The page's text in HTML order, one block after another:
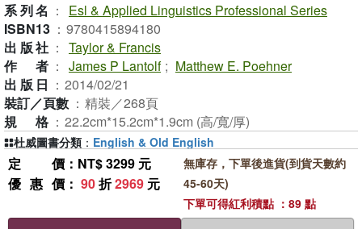
系列名 ：
Esl & Applied Linguistics Professional Series
ISBN13 ： 9780415894180
出版社 ： Taylor & Francis
作者 ： James P Lantolf ; Matthew E. Poehner
出版日 ： 2014/02/21
裝訂／頁數 ： 精裝／268頁
規格 ： 22.2cm*15.2cm*1.9cm (高/寬/厚)
定價 ：NT$ 3299 元
優惠價 ： 90折2969 元
無庫存，下單後進貨(到貨天數約
45-60天)
下單可得紅利積點 ：89 點
杜威圖書分類 ： English & Old English